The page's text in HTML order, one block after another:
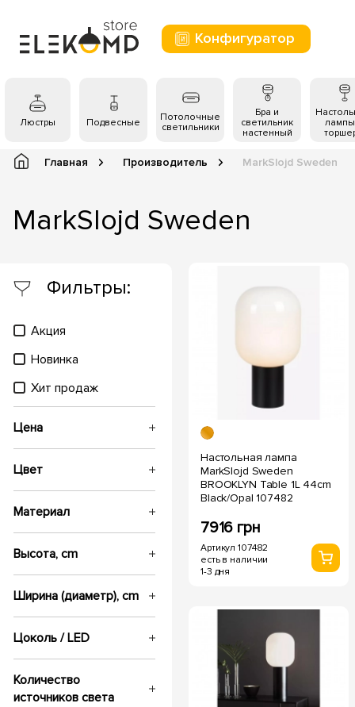
Конфигуратор
Люстры Подвесные
Потолочные
светильники
Бра и
светильник
настенный
Главная Производитель MarkSlojd Sweden
MarkSlojd Sweden
Фильтры:
Акция
Новинка
Хит продаж
Цена
Цвет
Материал
Высота, cm
Ширина (диаметр), cm
Цоколь / LED
Количество
источников света
Настольная лампа
MarkSlojd Sweden
BROOKLYN Table 1L 44cm
Black/Opal 107482
7916 грн
Артикул 107482
есть в наличии
1-3 дня